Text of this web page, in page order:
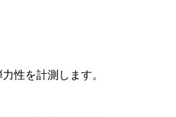
性を計測します。